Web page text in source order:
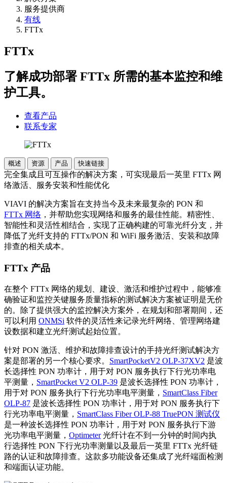
服务提供商
有线
FTTx
FTTx
了解成功部署 FTTx 所需的基本监控和维
护工具。
查看产品
联系专家
概述 资源 产品 快速链接
完全集成且可互操作的解决方案，可实现最后一英里 FTTx 网
络激活、服务安装和性能优化
VIAVI 的解决方案旨在支持当今及未来最复杂的 PON 和
FTTx 网络 ，并帮助您实现网络和服务的最佳性能。精密性、
智能性和灵活性相结合，实现了正确构建的可靠光纤分支，并
降低了光纤支持的 FTTx/PON 和 WiFi 服务激活、安装和故障
排查的相关成本。
FTTx 产品
在整个 FTTx 网络的规划、建设、激活和维护过程中，能够准
确验证和监控关键服务质量指标的测试解决方案被证明是无价
的。除了提供强大的监控解决方案外，在规划和部署期间，还
可以利用 ONMSi 软件的灵活性来记录光纤网络、管理网络建
设数据和建立光纤测试起始位置。
针对 PON 激活、维护和故障排查设计的手持光纤测试解决方
案是部署的另一个核心要求。 SmartPocketV2 OLP-37XV2 是波
长选择性 PON 功率计，用于对 PON 服务执行下行光功率电
平测量， SmartPocket V2 OLP-39 是波长选择性 PON 功率计，
用于对 PON 服务执行下行光功率电平测量， SmartClass Fiber
OLP-87 是波长选择性 PON 功率计，用于对 PON 服务执行下
行光功率电平测量， SmartClass Fiber OLP-88 TruePON 测试仪
是一种波长选择性 PON 功率计，用于对 PON 服务执行下游
光功率电平测量， Optimeter光纤计在不到一分钟的时间内执
行选择性 PON 下行光功率测量以及最后一英里 FTTx 光纤链
路的认证和故障排查。这款多功能设备还集成了光纤端面检测
和端面认证功能。